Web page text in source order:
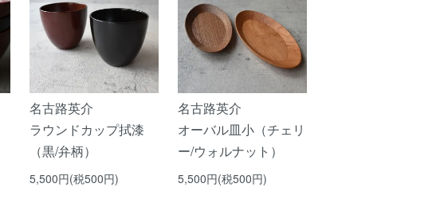
名古路英介
ラウンドカップ拭漆
（黒/弁柄）
5,500円(税500円)
名古路英介
オーバル皿小（チェリ
ー/ウォルナット）
5,500円(税500円)